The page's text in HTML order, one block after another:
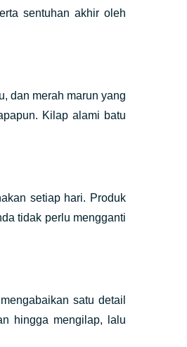
sentuhan akhir oleh
dan merah marun yang
Kilap alami batu
setiap hari. Produk
tidak perlu mengganti
satu detail
hingga mengilap, lalu